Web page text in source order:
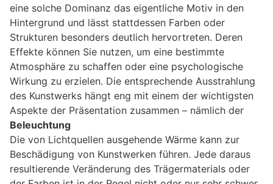
eine solche Dominanz das eigentliche Motiv in den
Hintergrund und lässt stattdessen Farben oder
Strukturen besonders deutlich hervortreten. Deren
Effekte können Sie nutzen, um eine bestimmte
Atmosphäre zu schaffen oder eine psychologische
Wirkung zu erzielen. Die entsprechende Ausstrahlung
des Kunstwerks hängt eng mit einem der wichtigsten
Aspekte der Präsentation zusammen – nämlich der
Beleuchtung
Die von Lichtquellen ausgehende Wärme kann zur
Beschädigung von Kunstwerken führen. Jede daraus
resultierende Veränderung des Trägermaterials oder